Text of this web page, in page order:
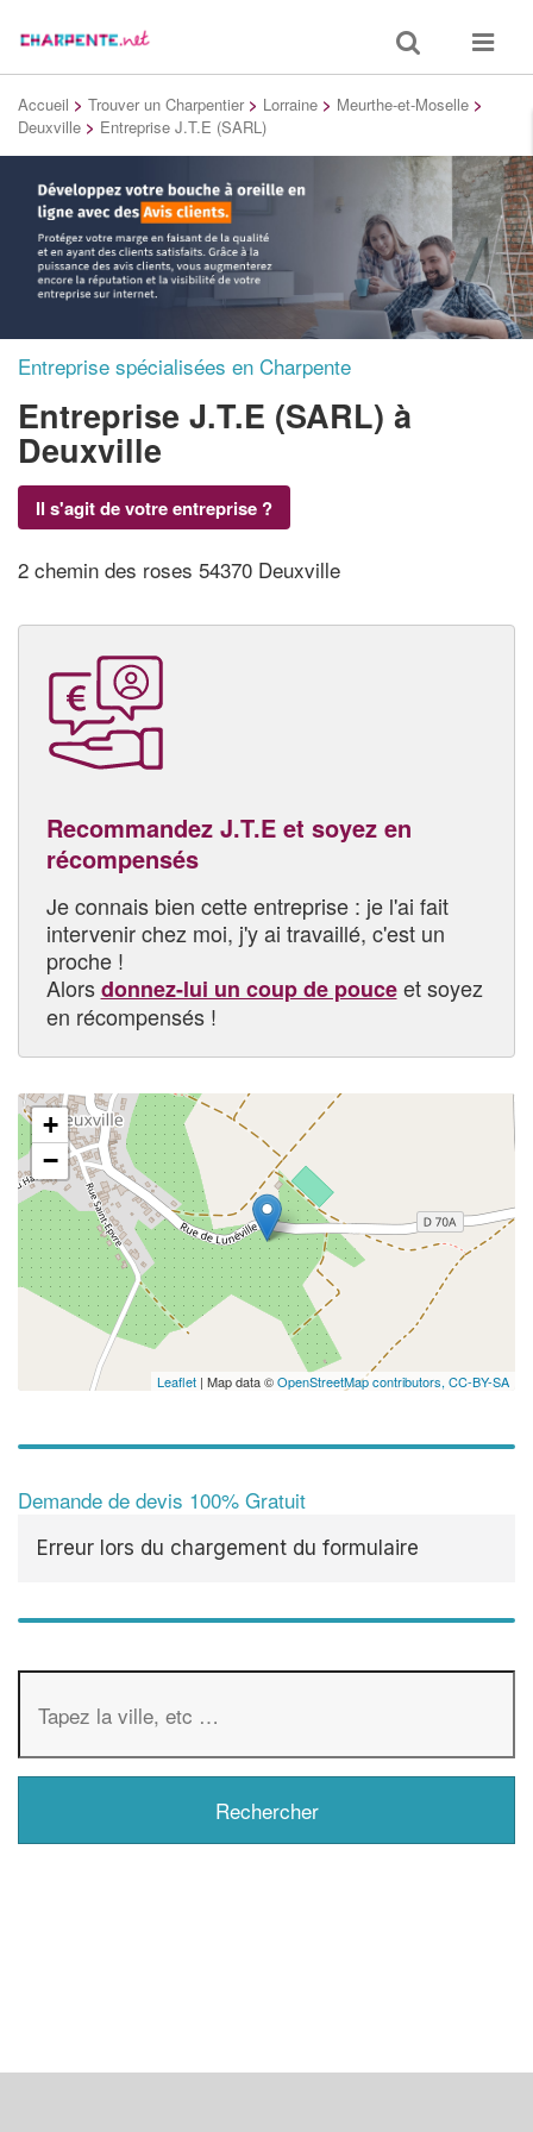
Toggle
search
Toggle
Accueil > Trouver un Charpentier > Lorraine > Meurthe-et-Moselle >
Deuxville > Entreprise J.T.E (SARL)
Entreprise spécialisées en Charpente
Entreprise J.T.E (SARL) à
Deuxville
Il s'agit de votre entreprise ?
2 chemin des roses 54370 Deuxville
Recommandez J.T.E et soyez en
récompensés
Je connais bien cette entreprise : je l'ai fait
intervenir chez moi, j'y ai travaillé, c'est un
proche !
Alorsdonnez-lui un coup de pouceet soyez
en récompensés !
+
−
Leaflet | Map data ©OpenStreetMap contributors, CC-BY-SA
Demande de devis 100% Gratuit
Erreur lors du chargement du formulaire